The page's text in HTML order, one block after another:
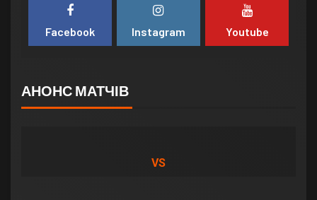
Facebook Instagram Youtube
АНОНС МАТЧІВ
VS